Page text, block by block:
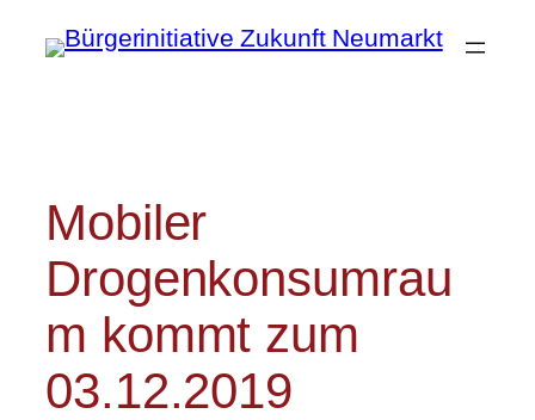
Inhalt
Mobiler
Drogenkonsumrau
m kommt zum
03.12.2019